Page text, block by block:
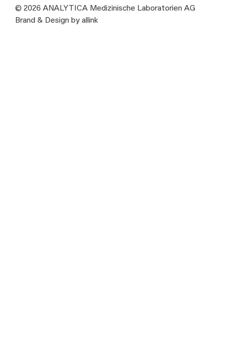
© 2026 ANALYTICA Medizinische Laboratorien AG
Brand & Design by allink